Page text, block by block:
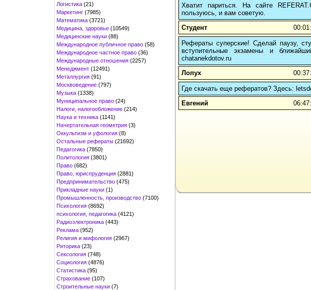
Логистика (21)
Маркетинг (7985)
Математика (3721)
Медицина, здоровье (10549)
Медицинские науки (88)
Международное публичное право (58)
Международное частное право (36)
Международные отношения (2257)
Менеджмент (12491)
Металлургия (91)
Москвоведение (797)
Музыка (1338)
Муниципальное право (24)
Налоги, налогообложение (214)
Наука и техника (1141)
Начертательная геометрия (3)
Оккультизм и уфология (8)
Остальные рефераты (21692)
Педагогика (7850)
Политология (3801)
Право (682)
Право, юриспруденция (2881)
Предпринимательство (475)
Прикладные науки (1)
Промышленность, производство (7100)
Психология (8692)
психология, педагогика (4121)
Радиоэлектроника (443)
Реклама (952)
Религия и мифология (2967)
Риторика (23)
Сексология (748)
Социология (4876)
Статистика (95)
Страхование (107)
Строительные науки (7)
Хватит париться. На сайте
пользуюсь, и вам советую.
Студент
Рефераты суперские! Сделай паузу,
вступительные экзамены и
chatanekdotov.ru
Лопух
Где скачать еще рефератов? Здесь:
Евгений